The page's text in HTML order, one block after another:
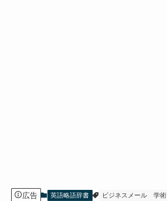
広告 英語略語辞書 ビジネスメール 学術